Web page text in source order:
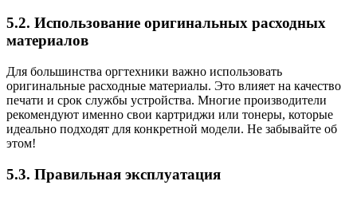
5.2. Использование оригинальных расходных
материалов
Для большинства оргтехники важно использовать
оригинальные расходные материалы. Это влияет на качество
печати и срок службы устройства. Многие производители
рекомендуют именно свои картриджи или тонеры, которые
идеально подходят для конкретной модели. Не забывайте об
этом!
5.3. Правильная эксплуатация